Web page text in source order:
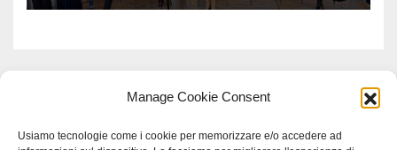
Manage Cookie Consent
Usiamo tecnologie come i cookie per memorizzare e/o accedere ad